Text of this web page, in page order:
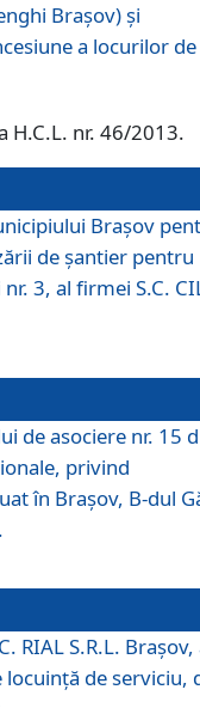
Braşov) şi
a locurilor de
H.C.L. nr. 46/2013.
Braşov
de șantier pentru
3, al firmei S.C.
de asociere nr. 15
privind
în Brașov, B-dul
RIAL S.R.L. Brașov,
de serviciu,